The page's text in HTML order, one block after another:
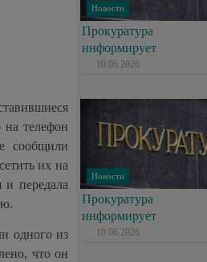
телефон
сообщили
их на
и передала
одного из
что он
Новости
Прокуратура
информирует
10.06.2026
Новости
Прокуратура
информирует
10.06.2026